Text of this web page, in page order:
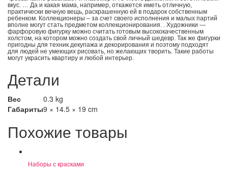
вкус. … Да и какая мама, например, откажется иметь отличную,
практически вечную вещь, раскрашенную ей в подарок собственным
ребенком. Коллекционеры – за счет своего исполнения и малых партий
вполне могут стать предметом коллекционирования. . Художники —
фарфоровую фигурку можно считать готовым высококачественным
холстом, на котором можно создать свой личный шедевр. Так же фигурки
пригодны для техник декупажа и декорирования и поэтому подходят
для людей не умеющих рисовать, но желающих творить. Такие работы
могут украсить квартиру и любой интерьер.
Детали
Вес
0.3 kg
Габариты9 × 14.5 × 19 cm
Похожие товары
Наборы с красками